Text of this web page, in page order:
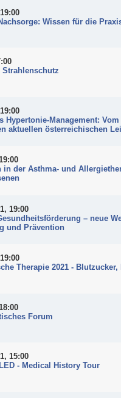
Wissen für die
Hypertonie-Management: Vom
aktuellen österreichischen
in der Asthma- und
19:00
– neue
und Prävention
Therapie 2021 - Blutzucker,
Forum
15:00
- Medical History Tour